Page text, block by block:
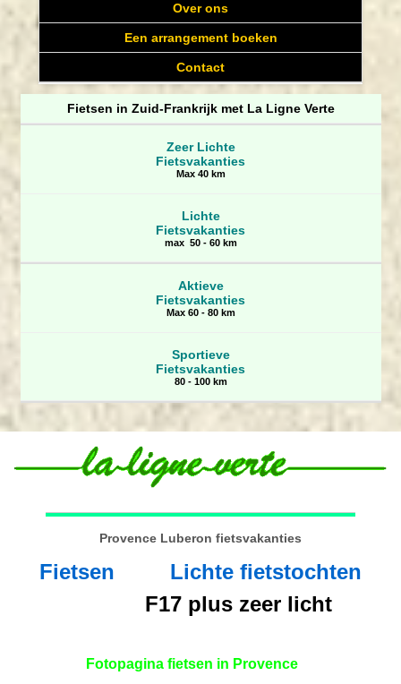
Over ons
Een arrangement boeken
Contact
Fietsen in Zuid-Frankrijk met La Ligne Verte
Zeer Lichte
Fietsvakanties
Max 40 km
Lichte
Fietsvakanties
max 50 - 60 km
Aktieve
Fietsvakanties
Max 60 - 80 km
Sportieve
Fietsvakanties
80 - 100 km
Provence Luberon fietsvakanties
Fietsen
Lichte fietstochten
F17 plus zeer licht
Fotopagina fietsen in Provence